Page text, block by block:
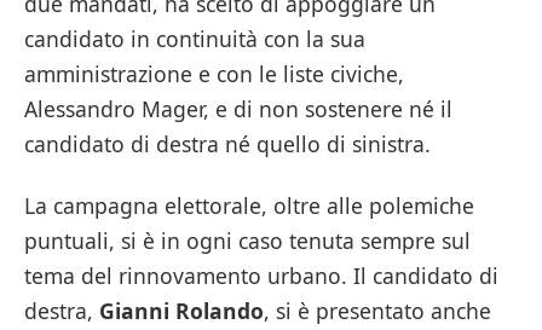
candidato in continuità con la sua
amministrazione e con le liste civiche,
Alessandro Mager, e di non sostenere né il
candidato di destra né quello di sinistra.
La campagna elettorale, oltre alle polemiche
puntuali, si è in ogni caso tenuta sempre sul
tema del rinnovamento urbano. Il candidato di
destra, Gianni Rolando, si è presentato anche